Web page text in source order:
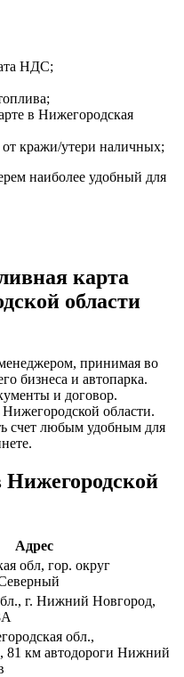
НДС;
в Нижегородская
от кражи/утери наличных;
наиболее удобный для
карта
области
принимая во
бизнеса и автопарка.
и договор.
области.
счет любым удобным для
Адрес
обл, гор. округ
г. Нижний Новгород,
обл.,
81 км автодороги Нижний